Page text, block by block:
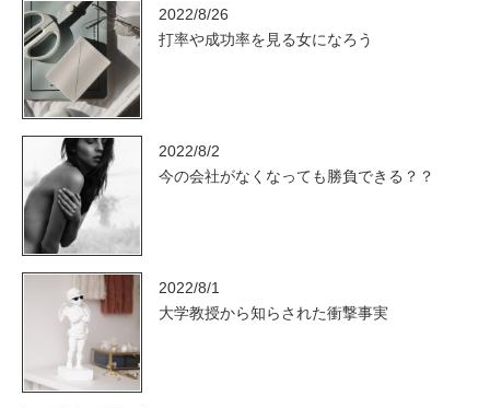
2022/8/26
打率や成功率を見る女になろう
2022/8/2
今の会社がなくなっても勝負できる？？
2022/8/1
大学教授から知らされた衝撃事実